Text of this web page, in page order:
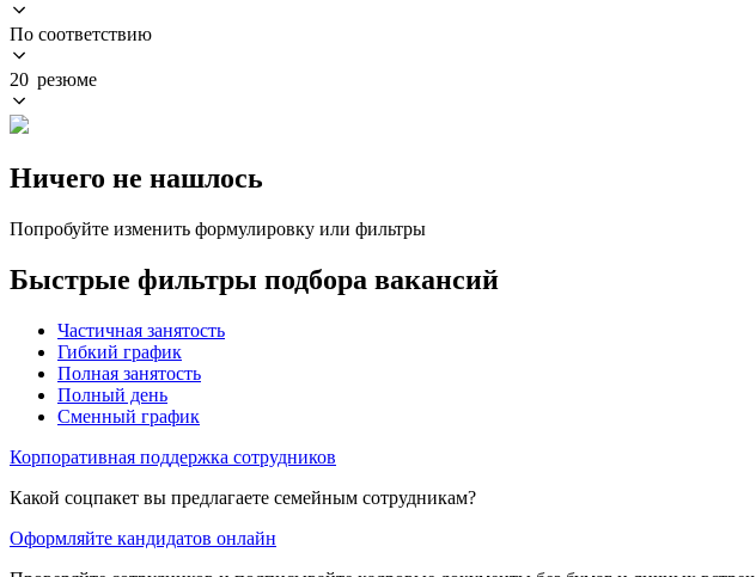
По соответствию
20 резюме
Ничего не нашлось
Попробуйте изменить формулировку или фильтры
Быстрые фильтры подбора вакансий
Частичная занятость
Гибкий график
Полная занятость
Полный день
Сменный график
Корпоративная поддержка сотрудников
Какой соцпакет вы предлагаете семейным сотрудникам?
Оформляйте кандидатов онлайн